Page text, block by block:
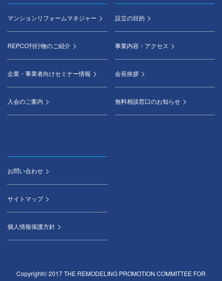
マンションリフォームマネジャー
REPCO刊行物のご紹介
企業・事業者向けセミナー情報
入会のご案内
設立の目的
事業内容・アクセス
会長挨拶
無料相談窓口のお知らせ
お問い合わせ
サイトマップ
個人情報保護方針
Copyright© 2017 THE REMODELING PROMOTION COMMITTEE FOR